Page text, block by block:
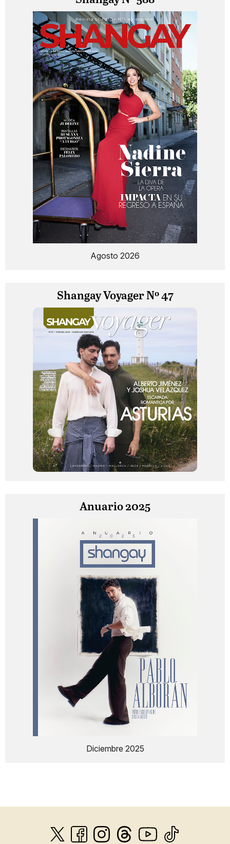
Agosto 2026
Shangay Voyager Nº 47
Anuario 2025
Diciembre 2025